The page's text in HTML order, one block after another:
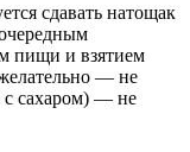
сдавать натощак
пищи и взятием
— не
с сахаром) — не